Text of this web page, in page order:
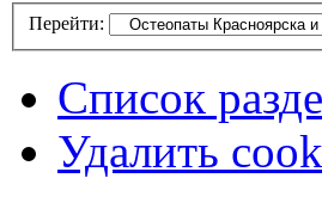
Перейти:
Список
Удалить